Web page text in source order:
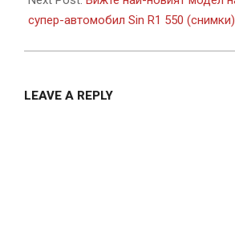
супер-автомобил Sin R1 550 (снимки)
LEAVE A REPLY